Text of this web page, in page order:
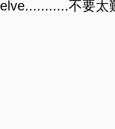
elve...........不要太